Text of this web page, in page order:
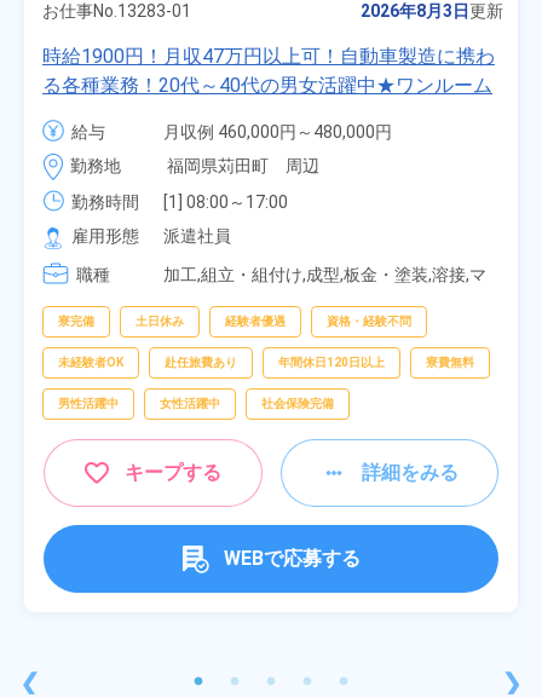
❮
お仕事No. 13283-01 2026年8月3日更新
時給1900円！月収47万円以上可！自動車製造に携わ
る各種業務！20代～40代の男女活躍中★ワンルーム
寮無料！マイカー通勤OK！無料駐車場あり！赴任旅
費会社負担！社員食堂あり！日払いあり！土日休
み！特別賞与90万円支給！《福岡県京都郡苅田町》
給与
月収例 460,000円～480,000円
時給 1,900円～1,900円
勤務地
福岡県苅田町　周辺
勤務時間
[1] 08:00～17:00
[2] 20:00～05:00
[3] 06:30～15:00
[4] 14:30～23:00
雇用形態
派遣社員
職種
加工,組立・組付け,成型,板金・塗装,溶接,マ
査,物流・配送
寮完備 土日休み 経験者優遇 資格・経験不問
未経験者OK 赴任旅費あり 年間休日120日以上 寮費無料
男性活躍中 女性活躍中 社会保険完備
キープする 詳細をみる
WEBで応募する
❯